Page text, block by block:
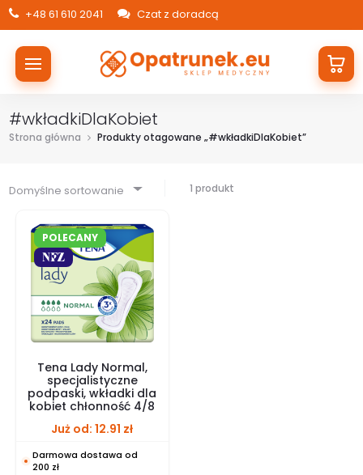
+48 61 610 2041 Czat z doradcą
#wkładkiDlaKobiet
Strona główna Produkty otagowane „#wkładkiDlaKobiet”
Domyślne sortowanie 1 produkt
POLECANY
Tena Lady Normal,
specjalistyczne
podpaski, wkładki dla
kobiet chłonność 4/8
Już od:12.91 zł
Darmowa dostawa od
200 zł